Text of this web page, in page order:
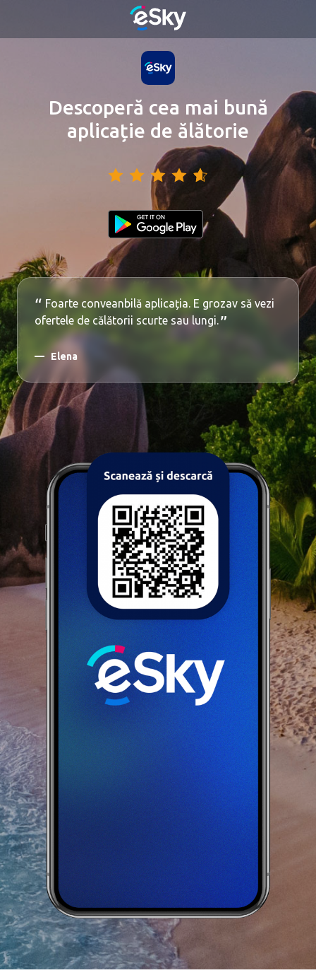
Descoperă cea mai bună
aplicație de ălătorie
Foarte conveanbilă aplicația. E grozav să vezi
ofertele de călătorii scurte sau lungi.
Elena